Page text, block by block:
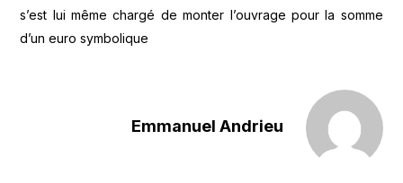
s’est lui même chargé de monter l’ouvrage pour la somme
d’un euro symbolique
Emmanuel Andrieu